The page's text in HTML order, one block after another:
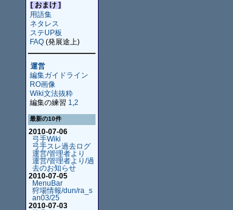
[ おまけ ]
用語集
ネタレス
ステUP板
FAQ(発展途上)
運営
編集ガイドライン
RO画像
Wiki文法抜粋
編集の練習 1 2
最新の10件
2010-07-06
弓手Wiki
弓手スレ過去ログ
運営/管理者より
運営/管理者より/過
去のお知らせ
2010-07-05
MenuBar
狩場情報/dun/ra_s
an03/25
2010-07-03